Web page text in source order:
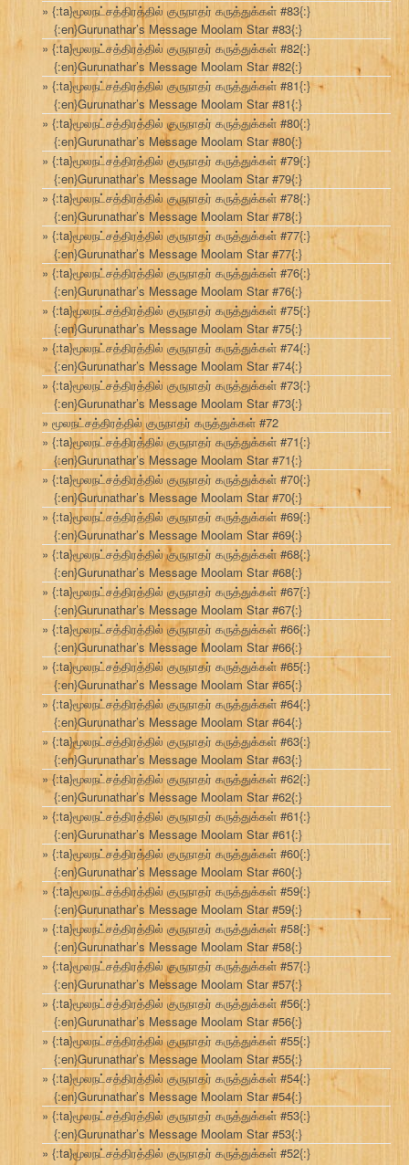
{:ta}மூலநட்சத்திரத்தில் குருநாதர் கருத்துக்கள் #83{:}
{:en}Gurunathar’s Message Moolam Star #83{:}
{:ta}மூலநட்சத்திரத்தில் குருநாதர் கருத்துக்கள் #82{:}
{:en}Gurunathar’s Message Moolam Star #82{:}
{:ta}மூலநட்சத்திரத்தில் குருநாதர் கருத்துக்கள் #81{:}
{:en}Gurunathar’s Message Moolam Star #81{:}
{:ta}மூலநட்சத்திரத்தில் குருநாதர் கருத்துக்கள் #80{:}
{:en}Gurunathar’s Message Moolam Star #80{:}
{:ta}மூலநட்சத்திரத்தில் குருநாதர் கருத்துக்கள் #79{:}
{:en}Gurunathar’s Message Moolam Star #79{:}
{:ta}மூலநட்சத்திரத்தில் குருநாதர் கருத்துக்கள் #78{:}
{:en}Gurunathar’s Message Moolam Star #78{:}
{:ta}மூலநட்சத்திரத்தில் குருநாதர் கருத்துக்கள் #77{:}
{:en}Gurunathar’s Message Moolam Star #77{:}
{:ta}மூலநட்சத்திரத்தில் குருநாதர் கருத்துக்கள் #76{:}
{:en}Gurunathar’s Message Moolam Star #76{:}
{:ta}மூலநட்சத்திரத்தில் குருநாதர் கருத்துக்கள் #75{:}
{:en}Gurunathar’s Message Moolam Star #75{:}
{:ta}மூலநட்சத்திரத்தில் குருநாதர் கருத்துக்கள் #74{:}
{:en}Gurunathar’s Message Moolam Star #74{:}
{:ta}மூலநட்சத்திரத்தில் குருநாதர் கருத்துக்கள் #73{:}
{:en}Gurunathar’s Message Moolam Star #73{:}
மூலநட்சத்திரத்தில் குருநாதர் கருத்துக்கள் #72
{:ta}மூலநட்சத்திரத்தில் குருநாதர் கருத்துக்கள் #71{:}
{:en}Gurunathar’s Message Moolam Star #71{:}
{:ta}மூலநட்சத்திரத்தில் குருநாதர் கருத்துக்கள் #70{:}
{:en}Gurunathar’s Message Moolam Star #70{:}
{:ta}மூலநட்சத்திரத்தில் குருநாதர் கருத்துக்கள் #69{:}
{:en}Gurunathar’s Message Moolam Star #69{:}
{:ta}மூலநட்சத்திரத்தில் குருநாதர் கருத்துக்கள் #68{:}
{:en}Gurunathar’s Message Moolam Star #68{:}
{:ta}மூலநட்சத்திரத்தில் குருநாதர் கருத்துக்கள் #67{:}
{:en}Gurunathar’s Message Moolam Star #67{:}
{:ta}மூலநட்சத்திரத்தில் குருநாதர் கருத்துக்கள் #66{:}
{:en}Gurunathar’s Message Moolam Star #66{:}
{:ta}மூலநட்சத்திரத்தில் குருநாதர் கருத்துக்கள் #65{:}
{:en}Gurunathar’s Message Moolam Star #65{:}
{:ta}மூலநட்சத்திரத்தில் குருநாதர் கருத்துக்கள் #64{:}
{:en}Gurunathar’s Message Moolam Star #64{:}
{:ta}மூலநட்சத்திரத்தில் குருநாதர் கருத்துக்கள் #63{:}
{:en}Gurunathar’s Message Moolam Star #63{:}
{:ta}மூலநட்சத்திரத்தில் குருநாதர் கருத்துக்கள் #62{:}
{:en}Gurunathar’s Message Moolam Star #62{:}
{:ta}மூலநட்சத்திரத்தில் குருநாதர் கருத்துக்கள் #61{:}
{:en}Gurunathar’s Message Moolam Star #61{:}
{:ta}மூலநட்சத்திரத்தில் குருநாதர் கருத்துக்கள் #60{:}
{:en}Gurunathar’s Message Moolam Star #60{:}
{:ta}மூலநட்சத்திரத்தில் குருநாதர் கருத்துக்கள் #59{:}
{:en}Gurunathar’s Message Moolam Star #59{:}
{:ta}மூலநட்சத்திரத்தில் குருநாதர் கருத்துக்கள் #58{:}
{:en}Gurunathar’s Message Moolam Star #58{:}
{:ta}மூலநட்சத்திரத்தில் குருநாதர் கருத்துக்கள் #57{:}
{:en}Gurunathar’s Message Moolam Star #57{:}
{:ta}மூலநட்சத்திரத்தில் குருநாதர் கருத்துக்கள் #56{:}
{:en}Gurunathar’s Message Moolam Star #56{:}
{:ta}மூலநட்சத்திரத்தில் குருநாதர் கருத்துக்கள் #55{:}
{:en}Gurunathar’s Message Moolam Star #55{:}
{:ta}மூலநட்சத்திரத்தில் குருநாதர் கருத்துக்கள் #54{:}
{:en}Gurunathar’s Message Moolam Star #54{:}
{:ta}மூலநட்சத்திரத்தில் குருநாதர் கருத்துக்கள் #53{:}
{:en}Gurunathar’s Message Moolam Star #53{:}
{:ta}மூலநட்சத்திரத்தில் குருநாதர் கருத்துக்கள் #52{:}